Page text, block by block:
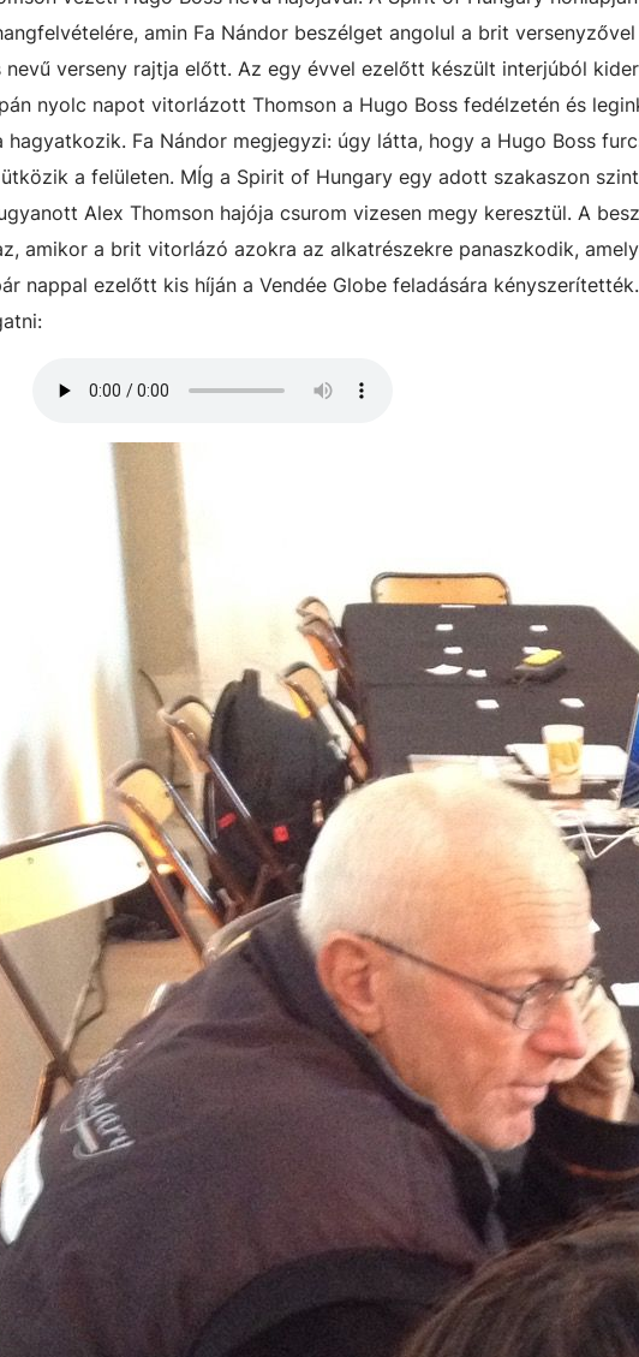
amin Fa Nándor beszélget angolul a brit versenyzővel
nevű verseny rajtja előtt. Az egy évvel ezelőtt készült interjúból
nyolc napot vitorlázott Thomson a Hugo Boss fedélzetén és
Fa Nándor megjegyzi: úgy látta, hogy a Hugo Boss
a felületen. MÍg a Spirit of Hungary egy adott szakaszon
Alex Thomson hajója csurom vizesen megy keresztül. A
amikor a brit vitorlázó azokra az alkatrészekre panaszkodik,
nappal ezelőtt kis híján a Vendée Globe feladására